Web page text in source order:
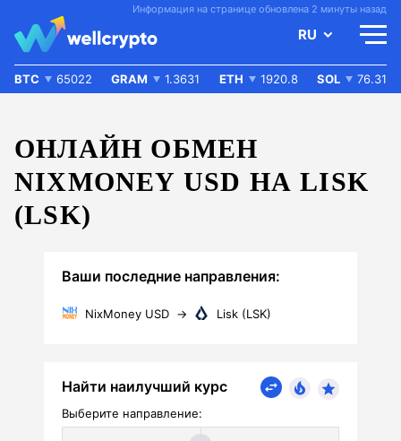
Информация на странице обновлена 2 минуты назад
RU
BTC 65022 GRAM 1.3631 ETH 1920.8 SOL 76.31
ОНЛАЙН ОБМЕН
NIXMONEY USD НА LISK
(LSK)
Ваши последние направления:
NixMoney USD → Lisk (LSK)
Найти наилучший курс
Выберите направление: